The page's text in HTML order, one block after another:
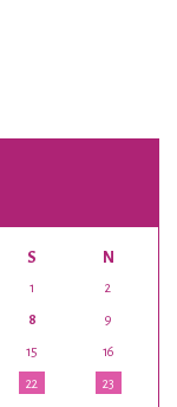
S N
1 2
8 9
15 16
22 23